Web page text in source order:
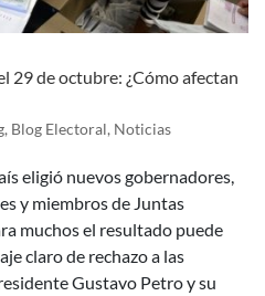
29 de octubre: ¿Cómo afectan
, Blog Electoral, Noticias
eligió nuevos gobernadores,
y miembros de Juntas
muchos el resultado puede
claro de rechazo a las
Gustavo Petro y su